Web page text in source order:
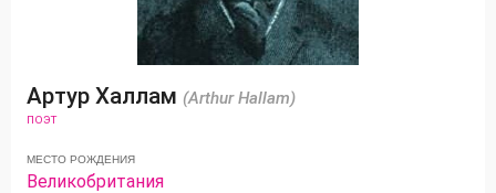
Артур Халлам (Arthur Hallam)
ПОЭТ
МЕСТО РОЖДЕНИЯ
Великобритания